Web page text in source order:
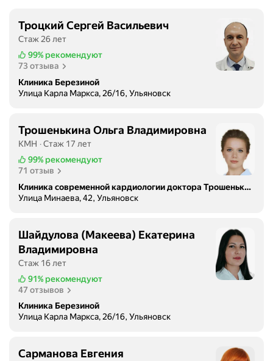
Троцкий Сергей Васильевич
Стаж 26 лет
99% рекомендуют
73 отзыва
Клиника Березиной
Улица Карла Маркса, 26/16, Ульяновск
Трошенькина Ольга Владимировна
КМН
Стаж 17 лет
99% рекомендуют
71 отзыв
Клиника современной кардиологии доктора Трошенькиной
Улица Минаева, 42, Ульяновск
Шайдулова (Макеева) Екатерина
Владимировна
Стаж 16 лет
91% рекомендуют
47 отзывов
Клиника Березиной
Улица Карла Маркса, 26/16, Ульяновск
Сарманова Евгения